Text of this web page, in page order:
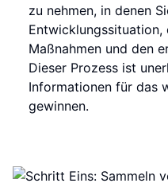
zu nehmen, in denen
Maßnahmen und den
Dieser Prozess ist
Informationen für das
gewinnen.